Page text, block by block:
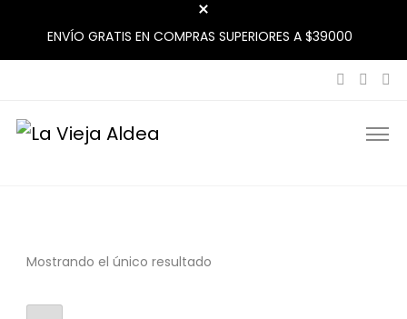
ENVÍO GRATIS EN COMPRAS SUPERIORES A $39000
La Vieja Aldea
Tu Mercado Natural Cerca
Mostrando el único resultado